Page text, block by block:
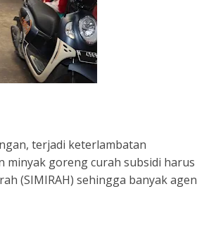
terjadi keterlambatan
goreng curah subsidi harus
(SIMIRAH) sehingga banyak agen